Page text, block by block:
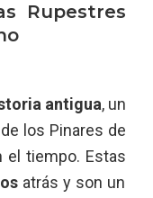
Rupestres
antigua, un
los Pinares de
el tiempo. Estas
atrás y son un